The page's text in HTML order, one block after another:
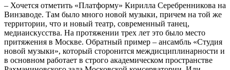
– Хочется отметить «Платформу» Кирилла Серебренникова на
Винзаводе. Там было много новой музыки, причем на той же
территории, что и новый театр, современный танец,
медиаискусства. На протяжении трех лет это было место
притяжения в Москве. Обратный пример – ансамбль «Студия
новой музыки», который сторонится междисциплинарности и
в основном работает в строго академическом пространстве